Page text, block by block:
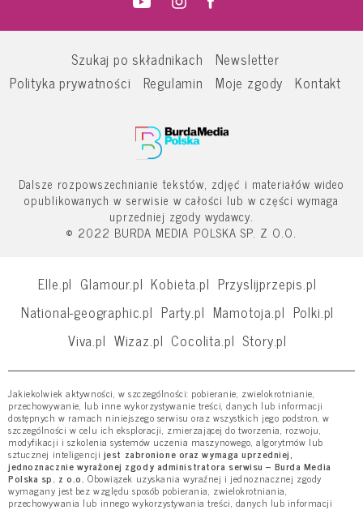
Szukaj po składnikach
Newsletter
Polityka prywatności
Regulamin Moje zgody Kontakt
Dalsze rozpowszechnianie tekstów, zdjęć i materiałów wideo
opublikowanych w serwisie w całości lub w części wymaga
uprzedniej zgody wydawcy.
© 2022 BURDA MEDIA POLSKA SP. Z O.O.
Elle.pl Glamour.pl Kobieta.pl Przyslijprzepis.pl
National-geographic.pl Party.pl Mamotoja.pl Polki.pl
Viva.pl Wizaz.pl Cocolita.pl Story.pl
Jakiekolwiek aktywności, w szczególności: pobieranie, zwielokrotnianie,
przechowywanie, lub inne wykorzystywanie treści, danych lub informacji
dostępnych w ramach niniejszego serwisu oraz wszystkich jego podstron, w
szczególności w celu ich eksploracji, zmierzającej do tworzenia, rozwoju,
modyfikacji i szkolenia systemów uczenia maszynowego, algorytmów lub
sztucznej inteligencji jest zabronione oraz wymaga uprzedniej,
jednoznacznie wyrażonej zgody administratora serwisu – Burda Media
Polska sp. z o.o. Obowiązek uzyskania wyraźnej i jednoznacznej zgody
wymagany jest bez względu sposób pobierania, zwielokrotniania,
przechowywania lub innego wykorzystywania treści, danych lub informacji